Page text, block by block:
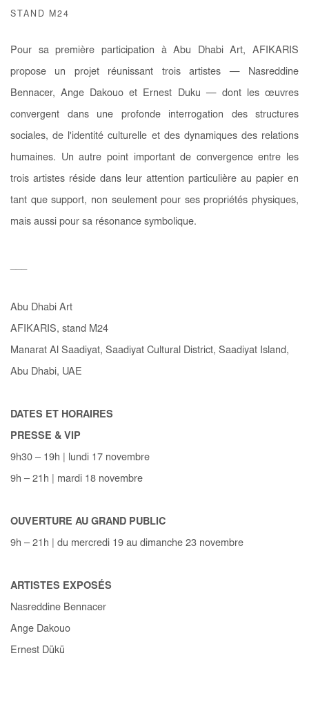
STAND M24
Pour sa première participation à Abu Dhabi Art, AFIKARIS
propose un projet réunissant trois artistes — Nasreddine
Bennacer, Ange Dakouo et Ernest Duku — dont les œuvres
convergent dans une profonde interrogation des structures
sociales, de l'identité culturelle et des dynamiques des relations
humaines. Un autre point important de convergence entre les
trois artistes réside dans leur attention particulière au papier en
tant que support, non seulement pour ses propriétés physiques,
mais aussi pour sa résonance symbolique.
Abu Dhabi Art
AFIKARIS, stand M24
Manarat Al Saadiyat, Saadiyat Cultural District, Saadiyat Island,
Abu Dhabi, UAE
DATES ET HORAIRES
PRESSE & VIP
9h30 – 19h | lundi 17 novembre
9h – 21h | mardi 18 novembre
OUVERTURE AU GRAND PUBLIC
9h – 21h | du mercredi 19 au dimanche 23 novembre
ARTISTES EXPOSÉS
Nasreddine Bennacer
Ange Dakouo
Ernest Dükü